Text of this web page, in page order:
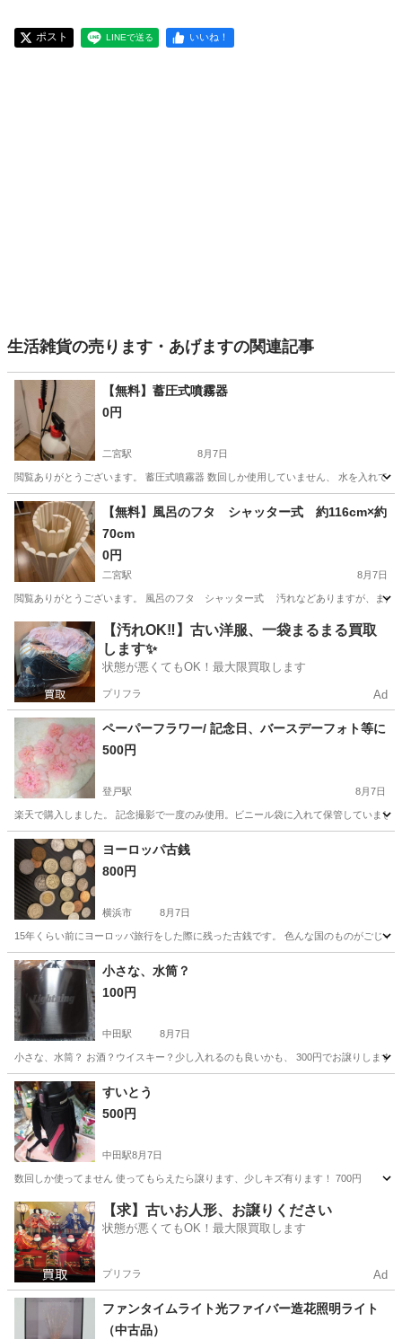
ポスト LINEで送る いいね！
生活雑貨の売ります・あげますの関連記事
【無料】蓄圧式噴霧器
0円
二宮駅 8月7日
閲覧ありがとうございます。 蓄圧式噴霧器 数回しか使用していません、 水を入れて
神奈川 中郡 二宮駅 掃除用具
【無料】風呂のフタ シャッター式 約116cm×約
70cm
0円
二宮駅 8月7日
閲覧ありがとうございます。 風呂のフタ シャッター式 汚れなどありますが、まだ
神奈川 中郡 二宮駅 家庭用品
【汚れOK‼️】古い洋服、一袋まるまる買取
します✨
状態が悪くてもOK！最大限買取します
プリフラ Ad
ペーパーフラワー/ 記念日、バースデーフォト等に
500円
登戸駅 8月7日
楽天で購入しました。 記念撮影で一度のみ使用。ビニール袋に入れて保管していま
神奈川 川崎市 年中行事用品
ヨーロッパ古銭
800円
横浜市 8月7日
15年くらい前にヨーロッパ旅行をした際に残った古銭です。 色んな国のものがごじ
神奈川 横浜市 その他
小さな、水筒？
100円
中田駅 8月7日
小さな、水筒？ お酒？ウイスキー？少し入れるのも良いかも、 300円でお譲りします、
神奈川 横浜市 中田駅
すいとう
500円
中田駅8月7日
数回しか使ってません 使ってもらえたら譲ります、少しキズ有ります！ 700円
神奈川 横浜市 中田駅 食器
【求】古いお人形、お譲りください
状態が悪くてもOK！最大限買取します
プリフラ Ad
ファンタイムライト光ファイバー造花照明ライト
（中古品）